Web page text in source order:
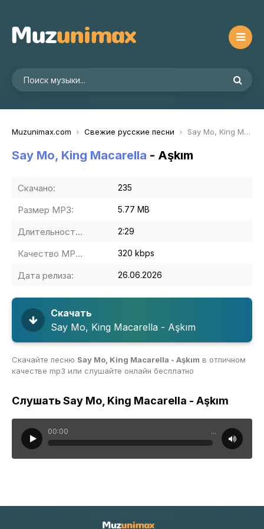
Muzunimax.com Свежие русские песни Say Mo, King Macarella - Aşkım
Say Mo, King Macarella - Aşkım
Скачано: 235
Размер MP3: 5.77 MB
Длительность MP3: 2:29
Качество MP3: 320 kbps
Дата релиза: 26.06.2026
Скачать
Say Mo, King Macarella - Aşkım
Скачайте песню Say Mo, King Macarella - Aşkım в отличном
качестве mp3 или слушайте онлайн бесплатно
Слушать Say Mo, King Macarella - Aşkım
00:00 ...